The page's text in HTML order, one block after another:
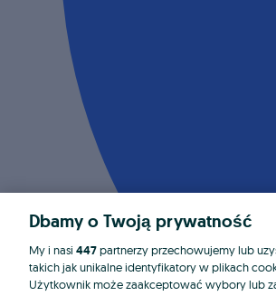
Dbamy o Twoją prywatność
My i nasi 447partnerzy przechowujemy lub
takich jak unikalne identyfikatory w plikach
Użytkownik może zaakceptować wybory lub